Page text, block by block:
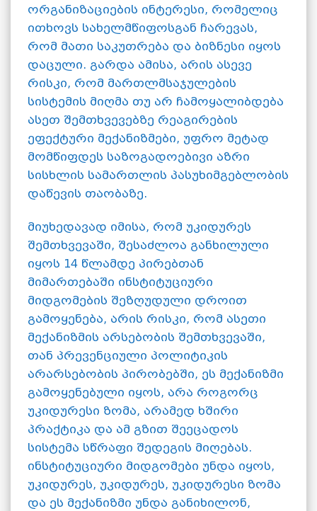
ორგანიზაციების ინტერესი, რომელიც
ითხოვს სახელმწიფოსგან ჩარევას,
რომ მათი საკუთრება და ბიზნესი იყოს
დაცული. გარდა ამისა, არის ასევე
რისკი, რომ მართლმსაჯულების
სისტემის მიღმა თუ არ ჩამოყალიბდება
ასეთ შემთხვევებზე რეაგირების
ეფექტური მექანიზმები, უფრო მეტად
მომწიფდეს საზოგადოებივი აზრი
სისხლის სამართლის პასუხიმგებლობის
დაწევის თაობაზე.
მიუხედავად იმისა, რომ უკიდურეს
შემთხვევაში, შესაძლოა განხილული
იყოს 14 წლამდე პირებთან
მიმართებაში ინსტიტუციური
მიდგომების შეზღუდული დროით
გამოყენება, არის რისკი, რომ ასეთი
მექანიზმის არსებობის შემთხვევაში,
თან პრევენციული პოლიტიკის
არარსებობის პირობებში, ეს მექანიზმი
გამოყენებული იყოს, არა როგორც
უკიდურესი ზომა, არამედ ხშირი
პრაქტიკა და ამ გზით შეეცადოს
სისტემა სწრაფი შედეგის მიღებას.
ინსტიტუციური მიდგომები უნდა იყოს,
უკიდურეს, უკიდურეს, უკიდურესი ზომა
და ეს მექანიზმი უნდა განიხილონ,